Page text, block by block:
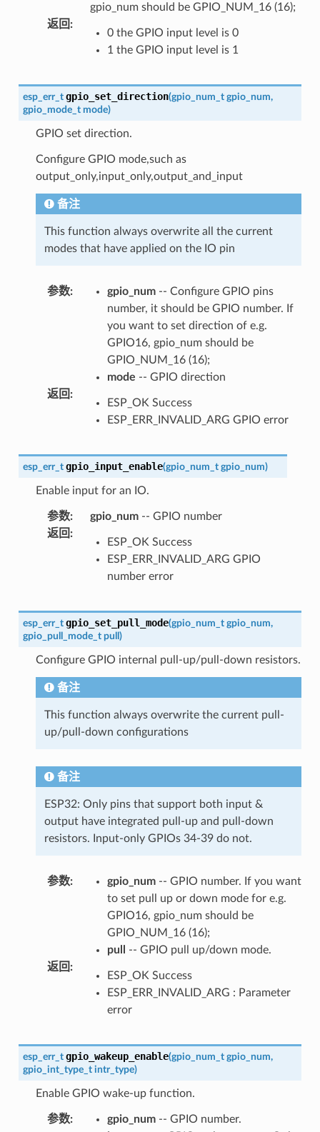
gpio_num should be GPIO_NUM_16 (16);
返回 :
0 the GPIO input level is 0
1 the GPIO input level is 1
esp_err_t gpio_set_direction(gpio_num_t gpio_num,
gpio_mode_t mode)
GPIO set direction.
Configure GPIO mode,such as
output_only,input_only,output_and_input
备注
This function always overwrite all the current
modes that have applied on the IO pin
参数: gpio_num-- Configure GPIO pins
number, it should be GPIO number. If
you want to set direction of e.g.
GPIO16, gpio_num should be
GPIO_NUM_16 (16);
mode -- GPIO direction
返回 :
ESP_OK Success
ESP_ERR_INVALID_ARG GPIO error
esp_err_t gpio_input_enable(gpio_num_t gpio_num)
Enable input for an IO.
参数: gpio_num-- GPIO number
返回 :
ESP_OK Success
ESP_ERR_INVALID_ARG GPIO
number error
esp_err_t gpio_set_pull_mode(gpio_num_t gpio_num,
gpio_pull_mode_t pull )
Configure GPIO internal pull-up/pull-down resistors.
备注
This function always overwrite the current pull-
up/pull-down configurations
备注
ESP32: Only pins that support both input &
output have integrated pull-up and pull-down
resistors. Input-only GPIOs 34-39 do not.
参数: gpio_num-- GPIO number. If you want
to set pull up or down mode for e.g.
GPIO16, gpio_num should be
GPIO_NUM_16 (16);
pull
-- GPIO pull up/down mode.
返回 :
ESP_OK Success
ESP_ERR_INVALID_ARG : Parameter
error
esp_err_t gpio_wakeup_enable(gpio_num_t gpio_num,
gpio_int_type_t intr_type)
Enable GPIO wake-up function.
参数: gpio_num-- GPIO number.